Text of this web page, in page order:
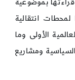
بموضوعية
انتقالية
الأولى وما
ومشاريع